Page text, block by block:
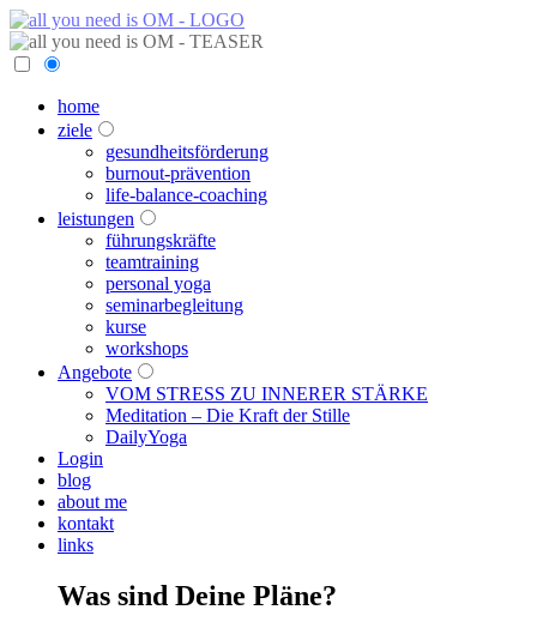
home
ziele
gesundheitsförderung
burnout-prävention
life-balance-coaching
leistungen
führungskräfte
teamtraining
personal yoga
seminarbegleitung
kurse
workshops
Angebote
VOM STRESS ZU INNERER STÄRKE
Meditation – Die Kraft der Stille
DailyYoga
Login
blog
about me
kontakt
links
Was sind Deine Pläne?